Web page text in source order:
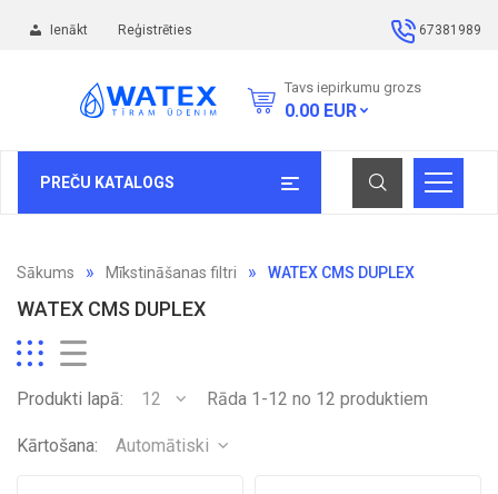
Ienākt Reģistrēties 67381989
Tavs iepirkumu grozs
0.00 EUR
PREČU KATALOGS
Sākums Mīkstināšanas filtri WATEX CMS DUPLEX
WATEX CMS DUPLEX
Produkti lapā: 12 Rāda 1-12 no 12 produktiem
Kārtošana: Automātiski